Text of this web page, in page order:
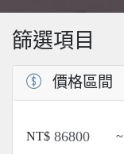
篩選項目
價格區間
NT$ ~